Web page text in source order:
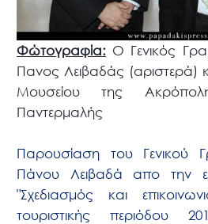
Φώτογραφία: Ο Γενικός
Πανος Λειβαδάς (αριστερά)
Μουσείου της
Παντερμαλής
Παρουσίαση του Γενικού
Πάνου Λειβαδά απο την
"Σχεδιασμός και
τουριστικής περιόδου